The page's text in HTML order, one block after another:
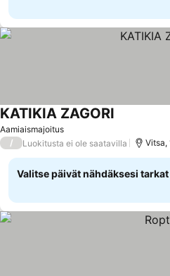
Aamiaismajoitus
KATIKIA ZAGORI
/ Luokitusta ei ole saatavilla Vitsa,
Valitse päivät nähdäksesi